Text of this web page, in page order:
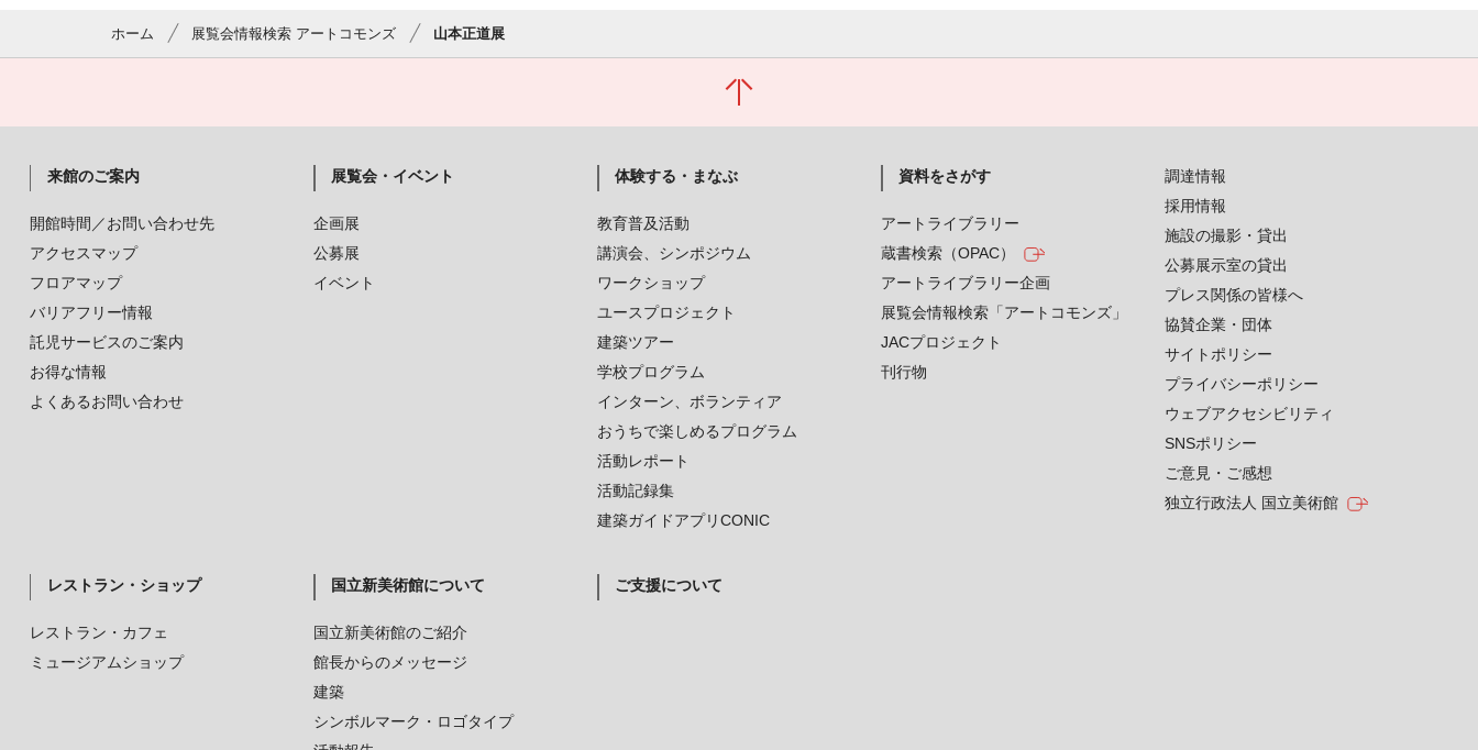
ホーム 展覧会情報検索 アートコモンズ 山本正道展
来館のご案内
開館時間／お問い合わせ先
アクセスマップ
フロアマップ
バリアフリー情報
託児サービスのご案内
お得な情報
よくあるお問い合わせ
展覧会・イベント
企画展
公募展
イベント
体験する・まなぶ
教育普及活動
講演会、シンポジウム
ワークショップ
ユースプロジェクト
建築ツアー
学校プログラム
インターン、ボランティア
おうちで楽しめるプログラム
活動レポート
活動記録集
建築ガイドアプリCONIC
資料をさがす
アートライブラリー
蔵書検索（OPAC）
アートライブラリー企画
展覧会情報検索「アートコモンズ」
JACプロジェクト
刊行物
レストラン・ショップ
レストラン・カフェ
ミュージアムショップ
国立新美術館について
国立新美術館のご紹介
館長からのメッセージ
建築
シンボルマーク・ロゴタイプ
ご支援について
調達情報
採用情報
施設の撮影・貸出
公募展示室の貸出
プレス関係の皆様へ
協賛企業・団体
サイトポリシー
プライバシーポリシー
ウェブアクセシビリティ
SNSポリシー
ご意見・ご感想
独立行政法人 国立美術館